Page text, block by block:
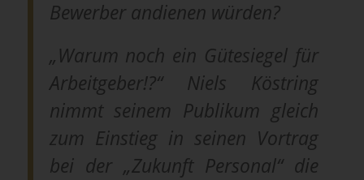
Bewerber andienen würden?
„Warum noch ein Gütesiegel für
Arbeitgeber!?“ Niels Köstring
nimmt seinem Publikum gleich
zum Einstieg in seinen Vortrag
bei der „Zukunft Personal“ die